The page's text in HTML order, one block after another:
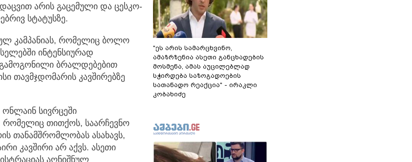
არის გაცემული და ცესკო-
სტატუსზე.
კამპანიას, რომელიც ბოლო
ინტენსიურად
გამოგონილი ბრალდებებით
თავმჯდომარის კავშირებზე
სივრცეში
თითქოს, საარჩევნო
თანამშრომლობას ასახავს,
კავშირი არ აქვს. ასეთი
აღნიშნულ
"ეს არის სამარცხვინო,
ამაზრზენია ასეთი განცხადების
მოსმენა, ამას აუცილებლად
სჭირდება საზოგადოების
სათანადო რეაქცია" - ირაკლი
კობახიძე